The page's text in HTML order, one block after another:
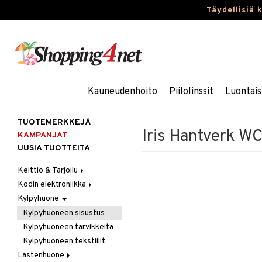
Täydellisiä
Kauneudenhoito Piilolinssit
Iris Hantverk
TUOTEMERKKEJÄ
KAMPANJAT
UUSIA TUOTTEITA
Keittiö & Tarjoilu
Aterimet
Kannut & Karahvit
Keittiösäilytys
Keittiötekstiilit
Keittiövälineet
Kodinkoneet
Kodin elektroniikka
Ääni
Kylpyhuone
Kylpyhuoneen sisustus
Kylpyhuoneen tarvikkeita
Kylpyhuoneen tekstiilit
Lastenhuone